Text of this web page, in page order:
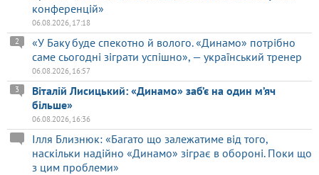
конференцій»
06.08.2026, 17:18
«У Баку буде спекотно й волого. «Динамо» потрібно
саме сьогодні зіграти успішно», — український тренер
2
06.08.2026, 16:57
Віталій Лисицький: «Динамо» заб’є на один м’яч
більше»
3
06.08.2026, 16:36
Ілля Близнюк: «Багато що залежатиме від того,
наскільки надійно «Динамо» зіграє в обороні. Поки що
з цим проблеми»